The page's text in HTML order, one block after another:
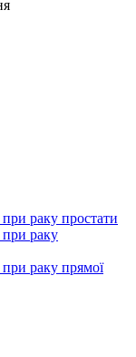
раку простати
при раку
раку прямої